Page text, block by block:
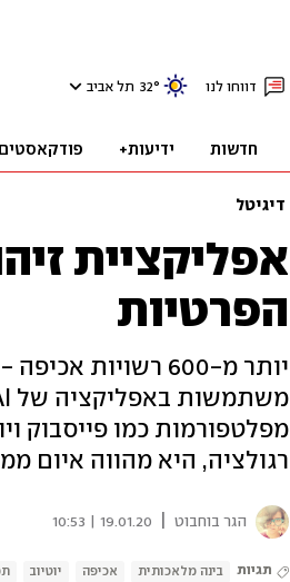
דווחו לנו 32° תל אביב
חדשות ידיעות+ פודקאסטים
דיגיטל
אפליקציית
הפרטיות
מפלטפורמות כמו פייסבוק
רגולציה, היא מהווה איום
הגר בוחבוט 19.01.20 | 10:53
תגיות בינה מלאכותית אכיפה יוטיוב